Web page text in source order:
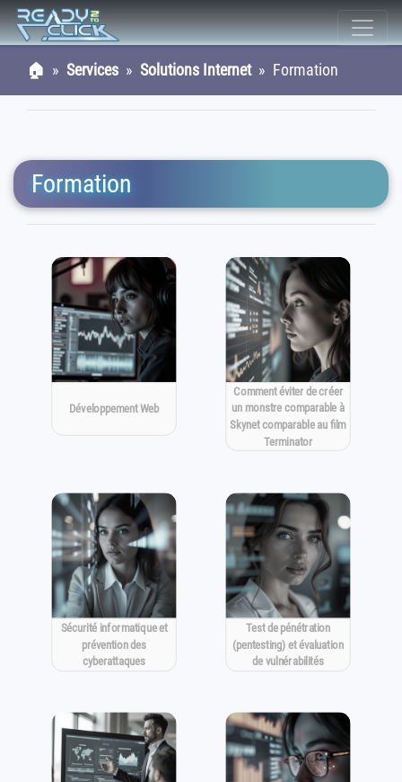
🏠 » Services » Solutions Internet» Formation
Formation
Développement Web
Comment éviter de créer
un monstre comparable à
Skynet comparable au film
Terminator
Sécurité informatique et
prévention des
cyberattaques
Test de pénétration
(pentesting) et évaluation
de vulnérabilités